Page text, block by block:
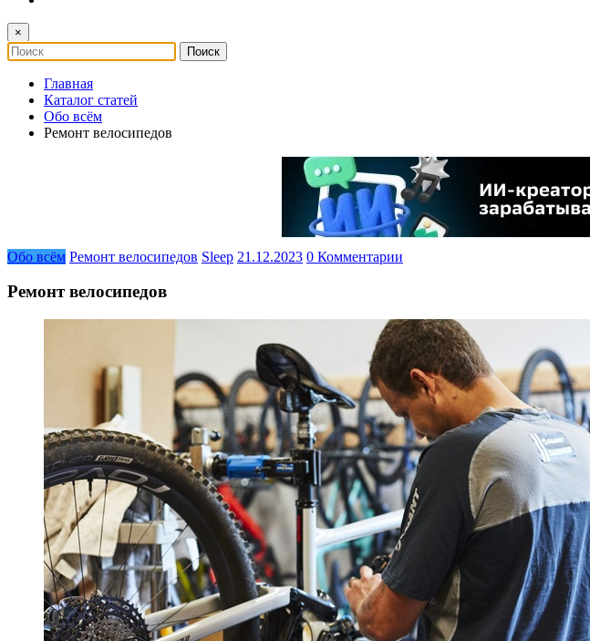
×
Главная
Каталог статей
Обо всём
Ремонт велосипедов
Обо всём Ремонт велосипедов Sleep 21.12.2023 0 Комментарии
Ремонт велосипедов